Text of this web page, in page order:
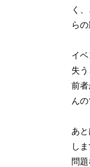
く
ら
イ
失
前
ん
あ
し
問